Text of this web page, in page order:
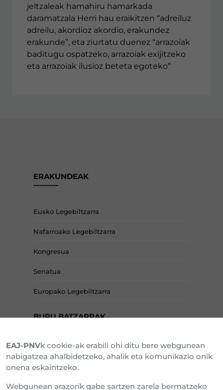
jeltzaleak hamahiru hamarkada
daramatzala Herri hau eraikitzen “adreiluz
adreilu, akordioz akordio, erakundez
erakunde”, eta ziurtatu duenez “arrazoiak
baditugu ospatzeko, arrazoiak exijitzeko
eta arrazoiak ilusioz beteta egoteko”
ERAKUNDEAK
Eusko Legebiltzarra
Nafarroako Legebiltzarra
Kongresua
Senatua
Europako Legebiltzarra
BURU BATZARRAK
Araba Buru Batzar
Bizkai Buru Batzar
EAJ-PNVk cookie-ak erabili ohi ditu bere webgunean
nabigatzea ahalbidetzeko, ahalik eta komunikazio onik
onena eskaintzeko.
Webgunean arazorik gabe sartzen zarela bermatzeko